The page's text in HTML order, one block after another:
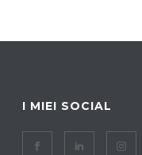
I MIEI SOCIAL